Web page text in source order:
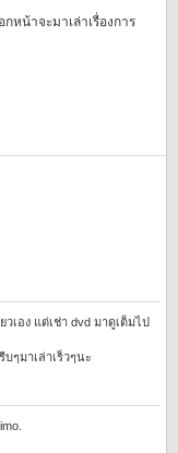
น้าจะมาเล่าเรื่องการ
เอง แต่เช่า dvd มาดูเต็มไป
ๆมาเล่าเร็วๆนะ